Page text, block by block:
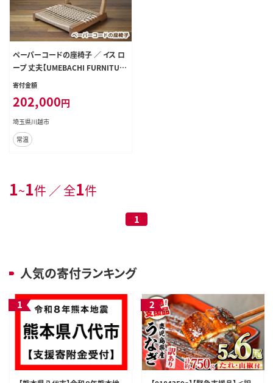
ペーパーコードの座椅子 ／ イス ロ
ープ 丈夫【UMEBACHI FURNITUR
E】
寄付金額
202,000円
埼玉県川越市
常温
1~1件 ／ 全1件
1
人気の寄付ランキング